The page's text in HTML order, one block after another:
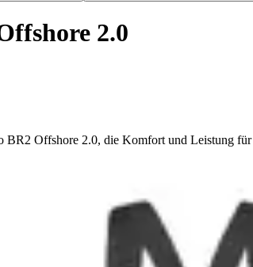
2.0
BR2 Offshore 2.0, die Komfort und Leistung